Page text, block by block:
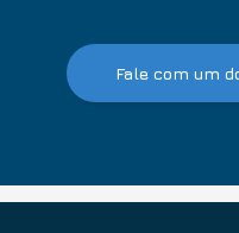
Fale com um